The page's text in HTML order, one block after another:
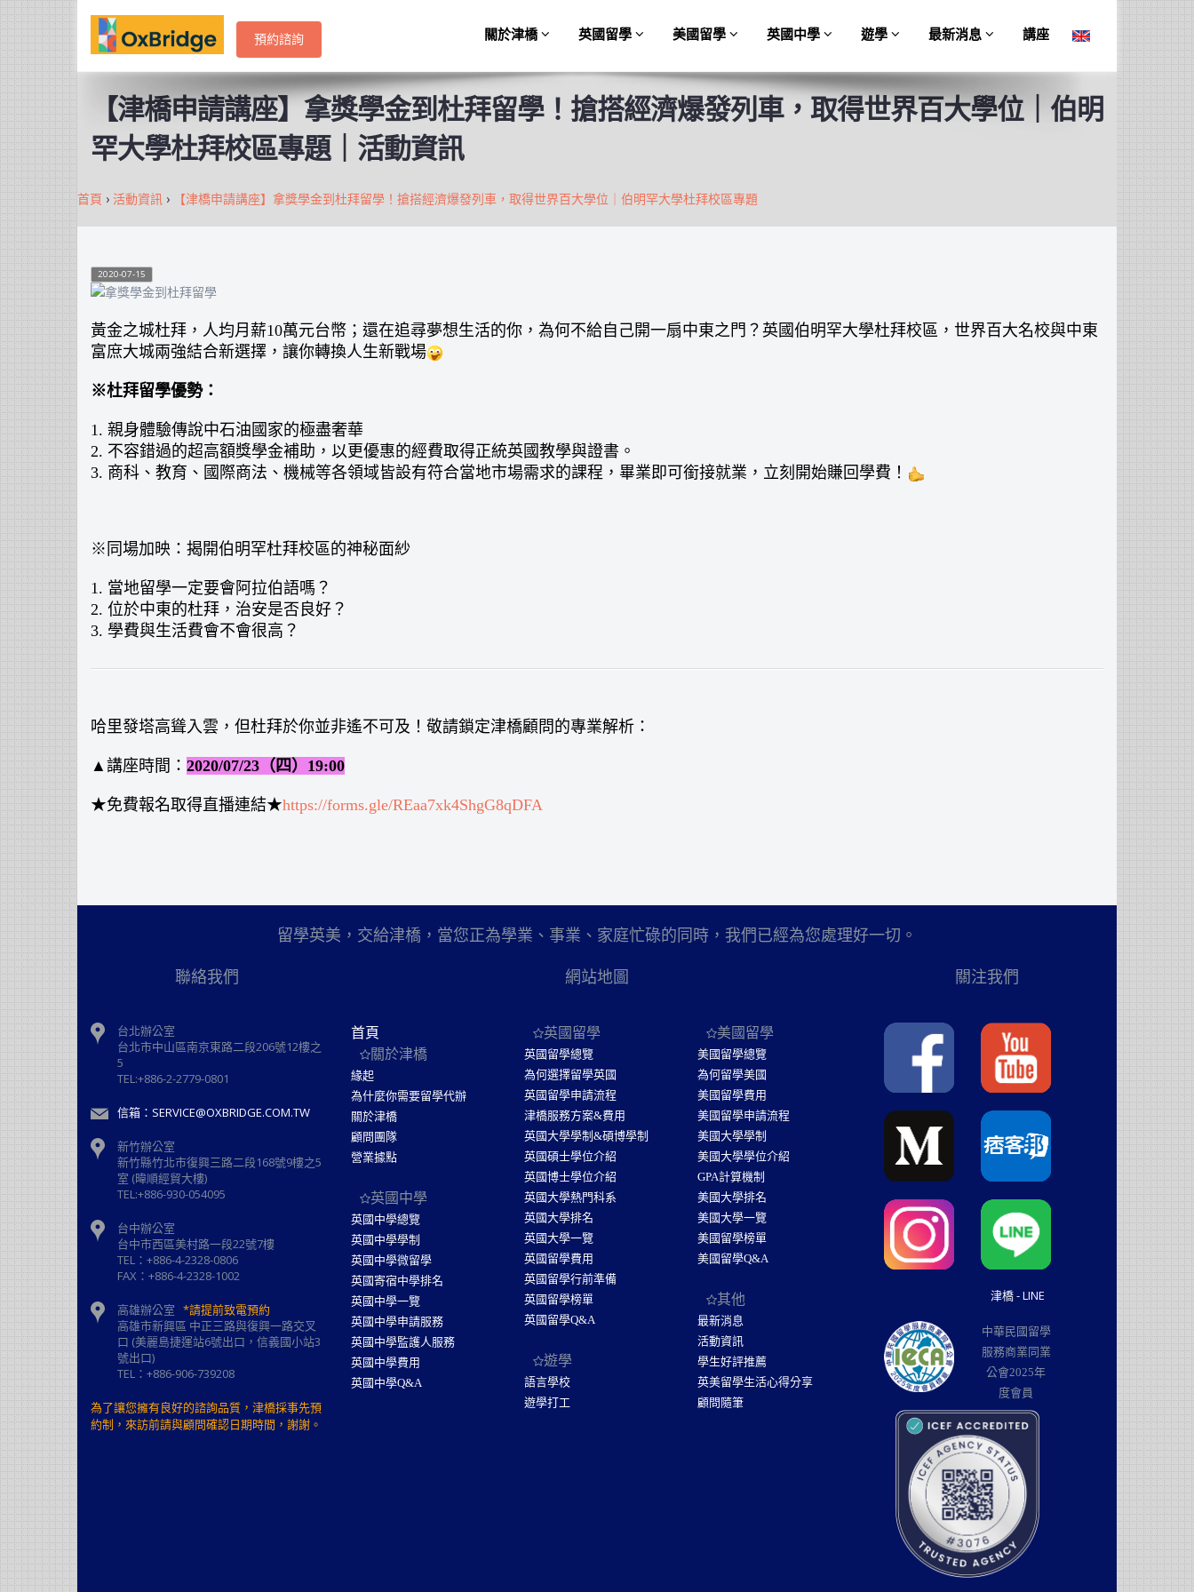
預約諮詢 關於津橋 英國留學 美國留學 英國中學 遊學 最新消息 講座
【津橋申請講座】拿獎學金到杜拜留學！搶搭經濟爆發列車，取得世界百大學位｜伯明
罕大學杜拜校區專題｜活動資訊
首頁 › 活動資訊 › 【津橋申請講座】拿獎學金到杜拜留學！搶搭經濟爆發列車，取得世界百大學位｜伯明罕大學杜拜校區專題
2020-07-15
黃金之城杜拜，人均月薪10萬元台幣；還在追尋夢想生活的你，為何不給自己開一扇中東之門？英國伯明罕大學杜拜校區，世界百大名校與中東
富庶大城兩強結合新選擇，讓你轉換人生新戰場
※杜拜留學優勢：
1. 親身體驗傳說中石油國家的極盡奢華
2. 不容錯過的超高額獎學金補助，以更優惠的經費取得正統英國教學與證書。
3. 商科、教育、國際商法、機械等各領域皆設有符合當地市場需求的課程，畢業即可銜接就業，立刻開始賺回學費！
※同場加映：揭開伯明罕杜拜校區的神秘面紗
1. 當地留學一定要會阿拉伯語嗎？
2. 位於中東的杜拜，治安是否良好？
3. 學費與生活費會不會很高？
哈里發塔高聳入雲，但杜拜於你並非遙不可及！敬請鎖定津橋顧問的專業解析：
▲講座時間： 2020/07/23（四）19:00
★免費報名取得直播連結★https://forms.gle/REaa7xk4ShgG8qDFA
留學英美，交給津橋，當您正為學業、事業、家庭忙碌的同時，我們已經為您處理好一切。
聯絡我們
台北辦公室
台北市中山區南京東路二段206號12樓之
5
TEL:+886-2-2779-0801
信箱：SERVICE@OXBRIDGE.COM.TW
新竹辦公室
新⽵縣⽵北市復興三路⼆段168號9樓之5
室 (暐順經貿大樓)
TEL:+886-930-054095
台中辦公室
台中市西區美村路一段22號7樓
TEL：+886-4-2328-0806
FAX：+886-4-2328-1002
高雄辦公室 *請提前致電預約
高雄市新興區 中正三路與復興一路交叉
口 (美麗島捷運站6號出口，信義國小站3
號出口)
TEL：+886-906-739208
為了讓您擁有良好的諮詢品質，津橋採事先預
約制，來訪前請與顧問確認日期時間，謝謝。
首頁
關於津橋
緣起
為什麼你需要留學代辦
關於津橋
顧問團隊
營業據點
英國中學
英國中學總覽
英國中學學制
英國中學微留學
英國寄宿中學排名
英國中學一覽
英國中學申請服務
英國中學監護人服務
英國中學費用
英國中學Q&A
網站地圖
英國留學
英國留學總覽
為何選擇留學英國
英國留學申請流程
津橋服務方案&費用
英國大學學制&碩博學制
英國碩士學位介紹
英國博士學位介紹
英國大學熱門科系
英國大學排名
英國大學一覽
英國留學費用
英國留學行前準備
英國留學榜單
英國留學Q&A
遊學
語言學校
遊學打工
美國留學
美國留學總覽
為何留學美國
美國留學費用
美國留學申請流程
美國大學學制
美國大學學位介紹
GPA計算機制
美國大學排名
美國大學一覽
美國留學榜單
美國留學Q&A
其他
最新消息
活動資訊
學生好評推薦
英美留學生活心得分享
顧問隨筆
關注我們
津橋 - LINE
中華民國留學
服務商業同業
公會2025年
度會員